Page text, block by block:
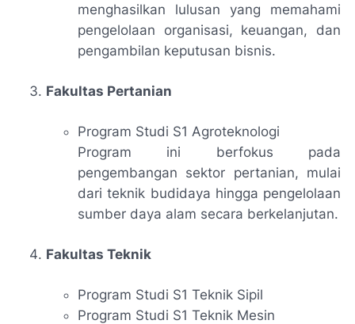
menghasilkan lulusan yang memahami
pengelolaan organisasi, keuangan, dan
pengambilan keputusan bisnis.
Fakultas Pertanian
Program Studi S1 Agroteknologi
Program ini berfokus pada
pengembangan sektor pertanian, mulai
dari teknik budidaya hingga pengelolaan
sumber daya alam secara berkelanjutan.
Fakultas Teknik
Program Studi S1 Teknik Sipil
Program Studi S1 Teknik Mesin